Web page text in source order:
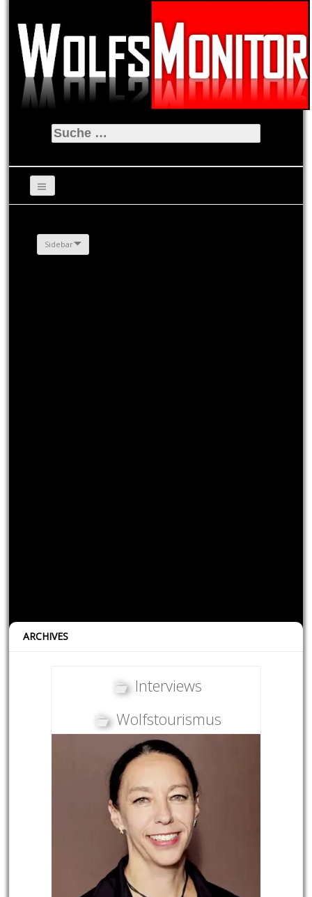
Suche
nach:
Sidebar
ARCHIVES
Interviews
Wolfstourismus